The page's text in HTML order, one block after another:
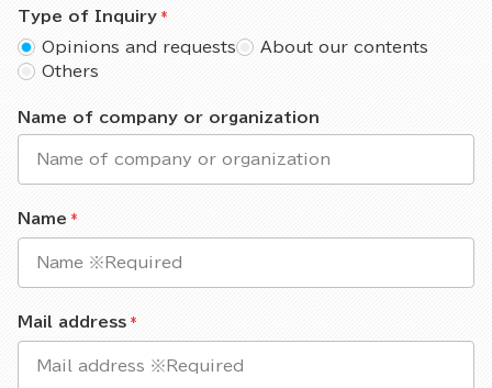
Type of Inquiry
Opinions and requests
About our contents
Others
Name of company or organization
Name
Mail address